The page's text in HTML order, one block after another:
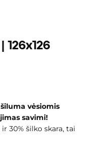
126x126
vėsiomis
savimi!
30% šilko skara, tai
medžiagas –